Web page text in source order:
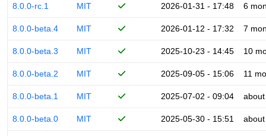
8.0.0-rc.1 MIT 2026-01-31 - 17:48 6
8.0.0-beta.4 MIT 2026-01-12 - 17:32 7
8.0.0-beta.3 MIT 2025-10-23 - 14:45 10
8.0.0-beta.2 MIT 2025-09-05 - 15:06 11
8.0.0-beta.1 MIT 2025-07-02 - 09:04
8.0.0-beta.0 MIT 2025-05-30 - 15:51